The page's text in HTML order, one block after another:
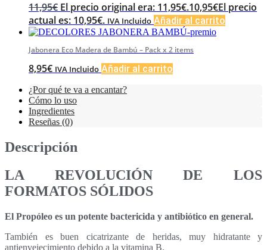
11,95€ El precio original era: 11,95€.10,95€El precio
actual es: 10,95€. IVA Incluido Añadir al carrito
Jabonera Eco Madera de Bambú – Pack x 2 items
8,95€ IVA Incluido Añadir al carrito
¿Por qué te va a encantar?
Cómo lo uso
Ingredientes
Reseñas (0)
Descripción
LA REVOLUCIÓN DE LOS
FORMATOS SÓLIDOS
El Propóleo es un potente bactericida y antibiótico en general.
También es buen cicatrizante de heridas, muy hidratante y
antienvejecimiento debido a la vitamina B.